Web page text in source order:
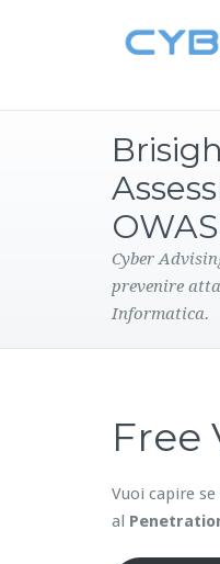
Cyber
prevenire
Informatica.
Free
Vuoi capire
al